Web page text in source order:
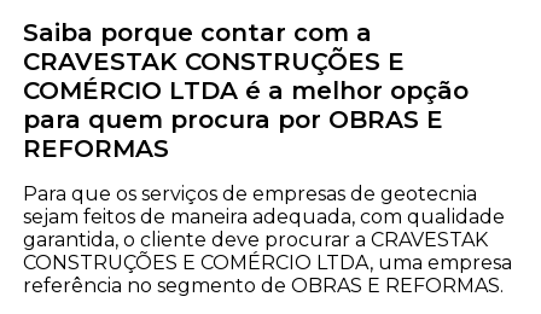
Saiba porque contar com a
CRAVESTAK CONSTRUÇÕES E
COMÉRCIO LTDA é a melhor opção
para quem procura por OBRAS E
REFORMAS
Para que os serviços de empresas de geotecnia
sejam feitos de maneira adequada, com qualidade
garantida, o cliente deve procurar a CRAVESTAK
CONSTRUÇÕES E COMÉRCIO LTDA, uma empresa
referência no segmento de OBRAS E REFORMAS.